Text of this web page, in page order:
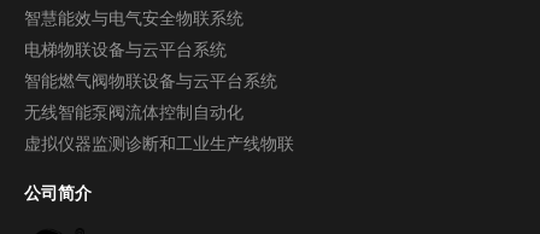
智慧能效与电气安全物联系统
电梯物联设备与云平台系统
智能燃气阀物联设备与云平台系统
无线智能泵阀流体控制自动化
虚拟仪器监测诊断和工业生产线物联
公司简介